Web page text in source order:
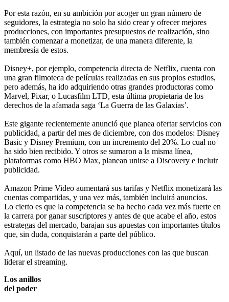
Por esta razón, en su ambición por acoger un gran número de
seguidores, la estrategia no solo ha sido crear y ofrecer mejores
producciones, con importantes presupuestos de realización, sino
también comenzar a monetizar, de una manera diferente, la
membresía de estos.
Disney+, por ejemplo, competencia directa de Netflix, cuenta con
una gran filmoteca de películas realizadas en sus propios estudios,
pero además, ha ido adquiriendo otras grandes productoras como
Marvel, Pixar, o Lucasfilm LTD, esta última propietaria de los
derechos de la afamada saga ‘La Guerra de las Galaxias’.
Este gigante recientemente anunció que planea ofertar servicios con
publicidad, a partir del mes de diciembre, con dos modelos: Disney
Basic y Disney Premium, con un incremento del 20%. Lo cual no
ha sido bien recibido. Y otros se sumaron a la misma línea,
plataformas como HBO Max, planean unirse a Discovery e incluir
publicidad.
Amazon Prime Video aumentará sus tarifas y Netflix monetizará las
cuentas compartidas, y una vez más, también incluirá anuncios.
Lo cierto es que la competencia se ha hecho cada vez más fuerte en
la carrera por ganar suscriptores y antes de que acabe el año, estos
estrategas del mercado, barajan sus apuestas con importantes títulos
que, sin duda, conquistarán a parte del público.
Aquí, un listado de las nuevas producciones con las que buscan
liderar el streaming.
Los anillos
del poder